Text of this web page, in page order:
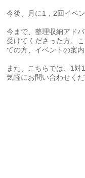
今後、月に1，2回イベ
今まで、整理収納アド
受けてくださった方、
ての方、イベントの案
また、こちらでは、1対
気軽にお問い合わせくだ